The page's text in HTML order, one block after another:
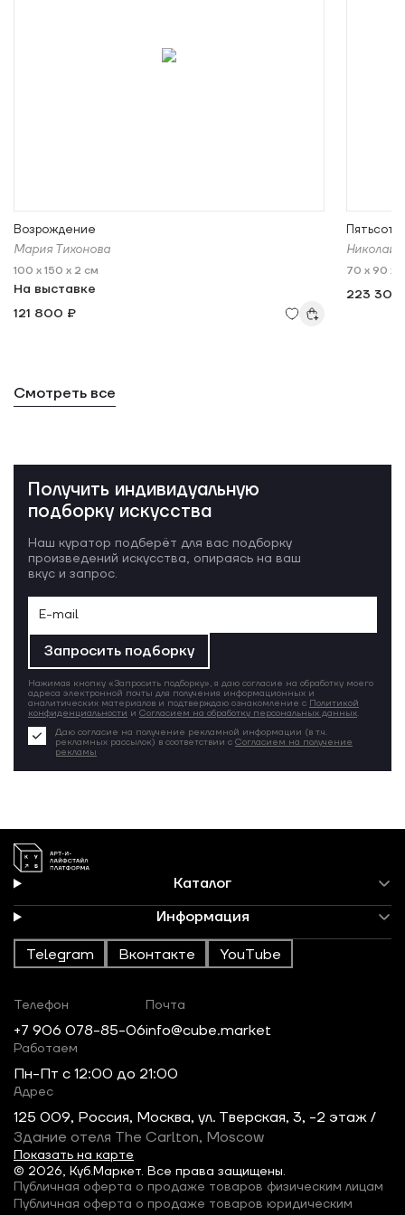
Возрождение
Мария Тихонова
100 x 150 x 2 см
На выставке
121 800 ₽
Пятьсот
Николай
70 x 90 x
223
Смотреть все
Получить индивидуальную
подборку искусства
Наш куратор подберёт для вас подборку
произведений искусства, опираясь на ваш
вкус и запрос.
Запросить подборку
Нажимая кнопку «Запросить подборку», я даю согласие на обработку моего
адреса электронной почты для получения информационных и
аналитических материалов и подтверждаю ознакомление с Политикой
конфиденциальности и Согласием на обработку персональных данных.
Даю согласие на получение рекламной информации (в т.ч.
рекламных рассылок) в соответствии с Согласием на получение
рекламы
Каталог
Информация
Telegram Вконтакте YouTube
© 2026, Куб.Маркет. Все права защищены.
Телефон
+7 906 078-85-06
Почта
info@cube.market
Работаем
Пн-Пт c 12:00 до 21:00
Адрес
125 009, Россия, Москва, ул. Тверская, 3, -2 этаж /
Здание отеля The Carlton, Moscow
Показать на карте
Публичная оферта о продаже товаров физическим лицам
Публичная оферта о продаже товаров юридическим